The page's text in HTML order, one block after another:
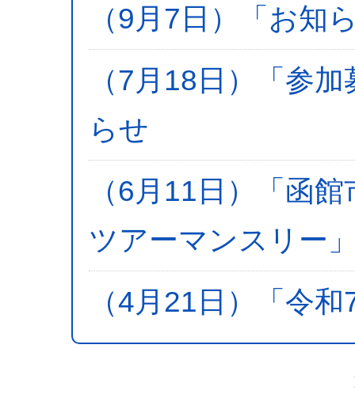
（9月7日）「お知
（7月18日）「参
らせ
（6月11日）「函
ツアーマンスリー
（4月21日）「令